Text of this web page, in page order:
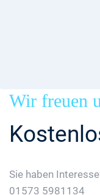
Wir freuen
Sie haben
01573 5981134